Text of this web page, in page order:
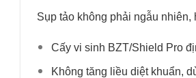
Sụp tảo không phải ngẫu
Cấy vi sinh BZT/Shield Pro
Không tăng liều diệt khuẩn,